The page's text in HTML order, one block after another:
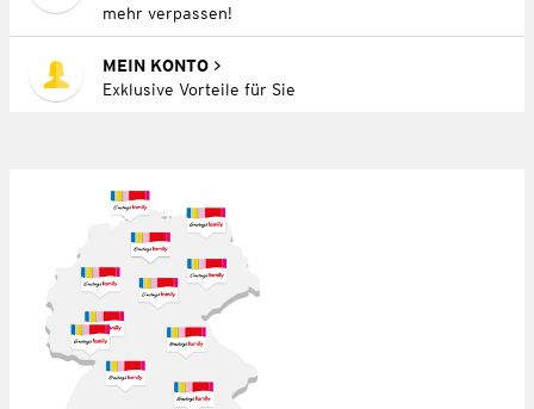
mehr verpassen!
MEIN KONTO
Exklusive Vorteile für Sie